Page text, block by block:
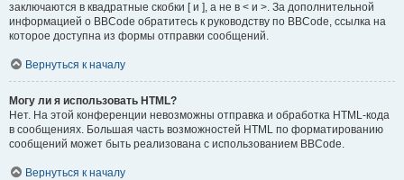
заключаются в квадратные скобки [ и ], а не в < и >. За дополнительной
информацией о BBCode обратитесь к руководству по BBCode, ссылка на
которое доступна из формы отправки сообщений.
Вернуться к началу
Могу ли я использовать HTML?
Нет. На этой конференции невозможны отправка и обработка HTML-кода
в сообщениях. Большая часть возможностей HTML по форматированию
сообщений может быть реализована с использованием BBCode.
Вернуться к началу